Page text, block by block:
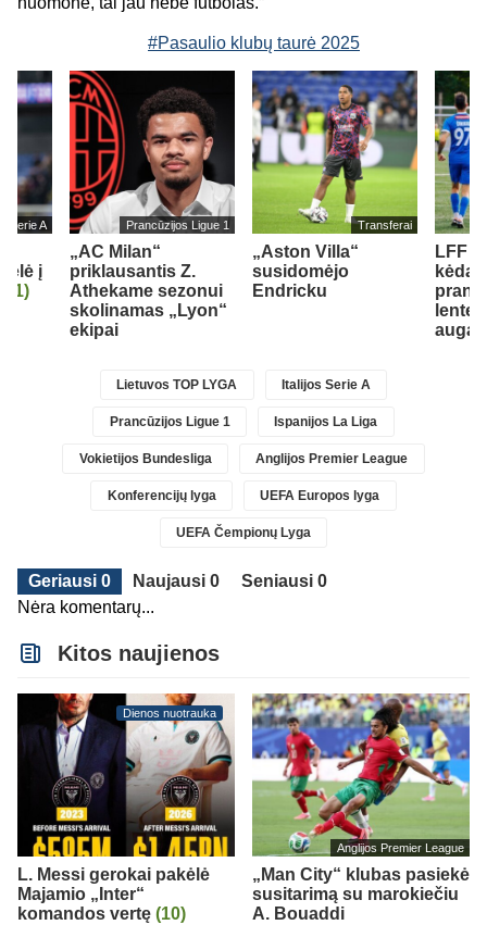
#Pasaulio klubų taurė 2025
Serie A
į
(1)
Prancūzijos Ligue 1
„AC Milan“
priklausantis Z.
Athekame sezonui
skolinamas „Lyon“
ekipai
Transferai
„Aston Villa“
susidomėjo
Endricku
LFF
auga
Lietuvos TOP LYGA Italijos Serie A
Prancūzijos Ligue 1 Ispanijos La Liga
Vokietijos Bundesliga Anglijos Premier League
Konferencijų lyga UEFA Europos lyga
UEFA Čempionų Lyga
Geriausi 0 Naujausi 0
Seniausi 0
Nėra komentarų...
Kitos naujienos
Dienos nuotrauka
L. Messi gerokai pakėlė
Majamio „Inter“
komandos vertę (10)
Anglijos Premier League
„Man City“ klubas pasiekė
susitarimą su marokiečiu
A. Bouaddi